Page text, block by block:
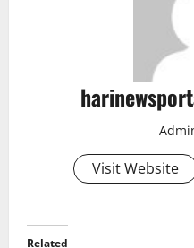
Visit Website
Related